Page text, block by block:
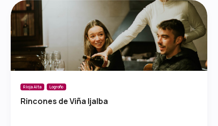
Rioja Alta Logroño
Rincones de Viña Ijalba